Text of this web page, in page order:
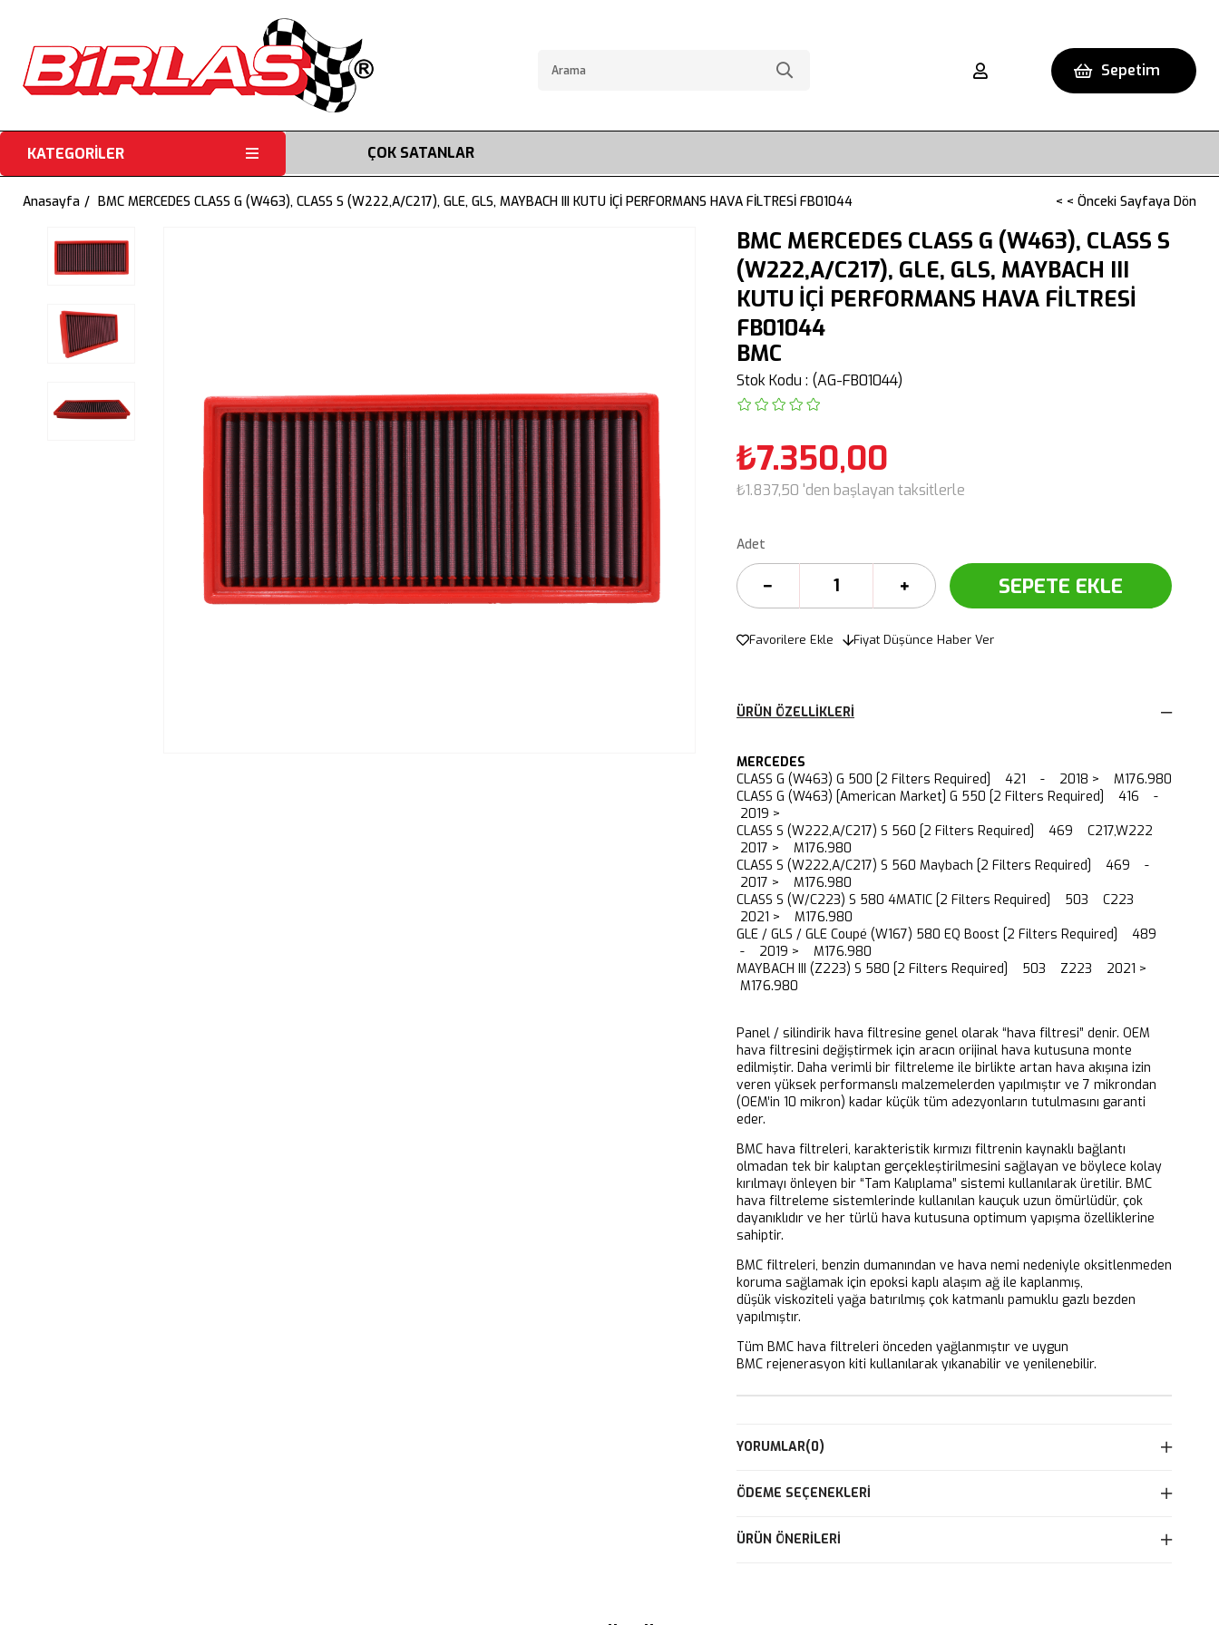
Sepetim
KATEGORİLER ÇOK SATANLAR
Anasayfa BMC MERCEDES CLASS G (W463), CLASS S (W222,A/C217), GLE, GLS, MAYBACH III KUTU İÇİ PERFORMANS HAVA FİLTRESİ FB01044 < < Önceki Sayfaya Dön
BMC MERCEDES CLASS G (W463), CLASS S
(W222,A/C217), GLE, GLS, MAYBACH III
KUTU İÇİ PERFORMANS HAVA FİLTRESİ
FB01044
BMC
Stok Kodu (AG-FB01044)
₺7.350,00
₺1.837,50 'den başlayan taksitlerle
Adet
Favorilere Ekle Fiyat Düşünce Haber Ver
ÜRÜN ÖZELLIKLERI
MERCEDES
CLASS G (W463) G 500 [2 Filters Required] 421 - 2018 > M176.980
CLASS G (W463) [American Market] G 550 [2 Filters Required] 416 -
2019 >
CLASS S (W222,A/C217) S 560 [2 Filters Required] 469 C217,W222
2017 > M176.980
CLASS S (W222,A/C217) S 560 Maybach [2 Filters Required] 469 -
2017 > M176.980
CLASS S (W/C223) S 580 4MATIC [2 Filters Required] 503 C223
2021 > M176.980
GLE / GLS / GLE Coupé (W167) 580 EQ Boost [2 Filters Required] 489
- 2019 > M176.980
MAYBACH III (Z223) S 580 [2 Filters Required] 503 Z223 2021 >
M176.980
Panel / silindirik hava filtresine genel olarak “hava filtresi” denir. OEM
hava filtresini değiştirmek için aracın orijinal hava kutusuna monte
edilmiştir. Daha verimli bir filtreleme ile birlikte artan hava akışına izin
veren yüksek performanslı malzemelerden yapılmıştır ve 7 mikrondan
(OEM’in 10 mikron) kadar küçük tüm adezyonların tutulmasını garanti
eder.
BMC hava filtreleri, karakteristik kırmızı filtrenin kaynaklı bağlantı
olmadan tek bir kalıptan gerçekleştirilmesini sağlayan ve böylece kolay
kırılmayı önleyen bir “Tam Kalıplama” sistemi kullanılarak üretilir. BMC
hava filtreleme sistemlerinde kullanılan kauçuk uzun ömürlüdür, çok
dayanıklıdır ve her türlü hava kutusuna optimum yapışma özelliklerine
sahiptir.
BMC filtreleri, benzin dumanından ve hava nemi nedeniyle oksitlenmeden
koruma sağlamak için epoksi kaplı alaşım ağ ile kaplanmış,
düşük viskoziteli yağa batırılmış çok katmanlı pamuklu gazlı bezden
yapılmıştır.
Tüm BMC hava filtreleri önceden yağlanmıştır ve uygun
BMC rejenerasyon kiti kullanılarak yıkanabilir ve yenilenebilir.
YORUMLAR(0)
ÖDEME SEÇENEKLERI
ÜRÜN ÖNERILERI